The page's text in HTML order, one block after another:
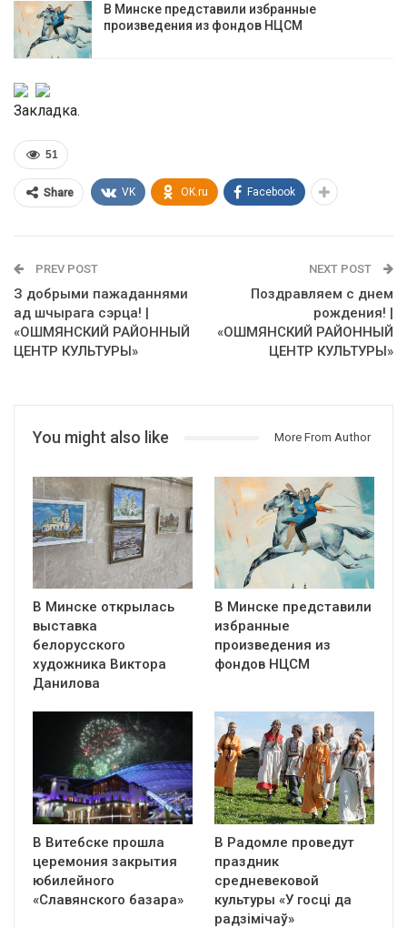
В Минске представили избранные
произведения из фондов НЦСМ
Закладка.
51
Share VK OK.ru Facebook
PREV POST
З добрыми пажаданнями
ад шчырага сэрца! |
«ОШМЯНСКИЙ РАЙОННЫЙ
ЦЕНТР КУЛЬТУРЫ»
NEXT POST
Поздравляем с днем
рождения! |
«ОШМЯНСКИЙ РАЙОННЫЙ
ЦЕНТР КУЛЬТУРЫ»
You might also like More From Author
В Минске открылась
выставка
белорусского
художника Виктора
Данилова
В Минске представили
избранные
произведения из
фондов НЦСМ
В Витебске прошла
церемония закрытия
юбилейного
«Славянского базара»
В Радомле проведут
праздник
средневековой
культуры «У госці да
радзімічаў»